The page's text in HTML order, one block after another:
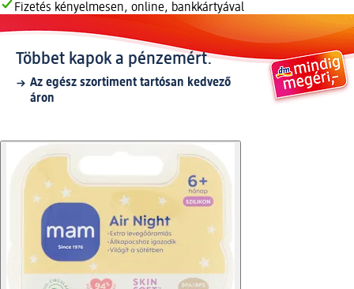
Fizetés kényelmesen, online, bankkártyával
Többet kapok a pénzemért.
Az egész szortiment tartósan kedvező
áron